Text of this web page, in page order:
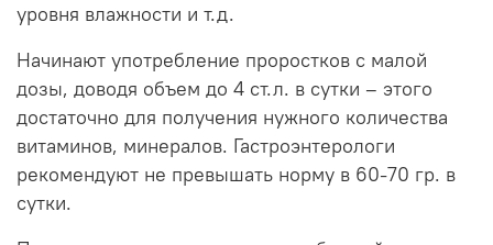
уровня влажности и т.д.
Начинают употребление проростков с малой
дозы, доводя объем до 4 ст.л. в сутки – этого
достаточно для получения нужного количества
витаминов, минералов. Гастроэнтерологи
рекомендуют не превышать норму в 60-70 гр. в
сутки.